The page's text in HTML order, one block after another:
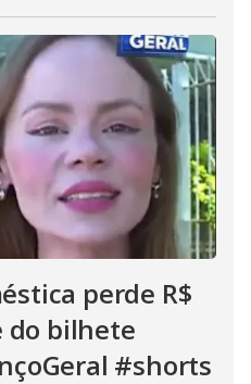
perde R$
do bilhete
#shorts